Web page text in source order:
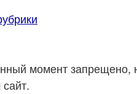
момент запрещено,